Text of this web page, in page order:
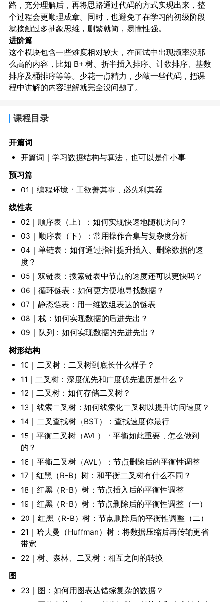
路，充分理解后，再将思路通过代码的方式实现出来，整
个过程会更顺理成章。同时，也避免了在学习的初级阶段
就接触过多抽象思维，删繁就简，易懂性强。
进阶篇
这个模块包含一些难度相对较大，在面试中出现频率没那
么高的内容，比如 B+ 树、折半插入排序、计数排序、基数
排序及桶排序等等。少花一点精力，少敲一些代码，把课
程中讲解的内容理解就完全没问题了。
课程目录
开篇词
开篇词｜学习数据结构与算法，也可以是件小事
预习篇
01｜编程环境：工欲善其事，必先利其器
线性表
02｜顺序表（上）：如何实现快速地随机访问？
03｜顺序表（下）：常用操作合集与复杂度分析
04｜单链表：如何通过指针提升插入、删除数据的速
度？
05｜双链表：搜索链表中节点的速度还可以更快吗？
06｜循环链表：如何更方便地寻找数据？
07｜静态链表：用一维数组表达的链表
08｜栈：如何实现数据的后进先出？
09｜队列：如何实现数据的先进先出？
树形结构
10｜二叉树：二叉树到底长什么样子？
11｜二叉树：深度优先和广度优先遍历是什么？
12｜二叉树：如何存储二叉树？
13｜线索二叉树：如何线索化二叉树以提升访问速度？
14｜二叉查找树（BST）：查找速度你最行
15｜平衡二叉树（AVL）：平衡如此重要，怎么做到
的？
16｜平衡二叉树（AVL）：节点删除后的平衡性调整
17｜红黑（R-B）树：和平衡二叉树有什么不同？
18｜红黑（R-B）树：节点插入后的平衡性调整
19｜红黑（R-B）树：节点删除后的平衡性调整（一）
20｜红黑（R-B）树：节点删除后的平衡性调整（二）
21｜哈夫曼（Huffman）树：将数据压缩后再传输更省
带宽
22｜树、森林、二叉树：相互之间的转换
图
23｜图：如何用图表达错综复杂的数据？